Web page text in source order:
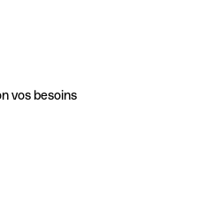
vos besoins